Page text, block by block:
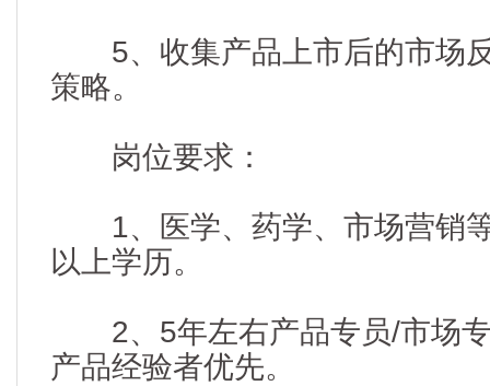
5、收集产品上市后的市场
策略。
岗位要求：
1、医学、药学、市场营销
以上学历。
2、5年左右产品专员/市场专
产品经验者优先。